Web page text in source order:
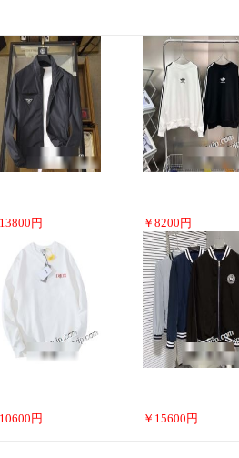
13800 円 ￥ 8200 円
10600 円 ￥ 15600 円